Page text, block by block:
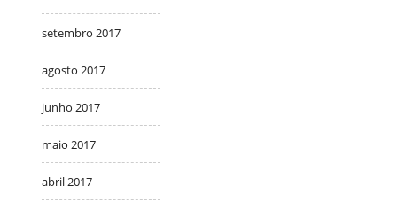
setembro 2017
agosto 2017
junho 2017
maio 2017
abril 2017